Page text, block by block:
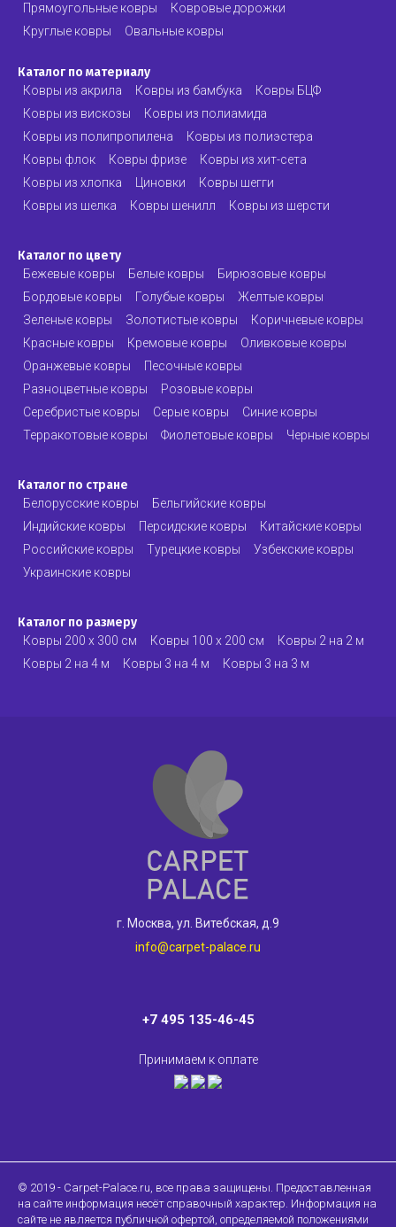
Прямоугольные ковры
Ковровые дорожки
Круглые ковры
Овальные ковры
Каталог по материалу
Ковры из акрила Ковры из бамбука
Ковры БЦФ
Ковры из вискозы
Ковры из полиамида
Ковры из полипропилена
Ковры из полиэстера
Ковры флок
Ковры фризе
Ковры из хит-сета
Ковры из хлопка
Циновки
Ковры шегги
Ковры из шелка
Ковры шенилл Ковры из шерсти
Каталог по цвету
Бежевые ковры Белые ковры
Бирюзовые ковры
Бордовые ковры
Голубые ковры
Желтые ковры
Зеленые ковры
Золотистые ковры
Коричневые ковры
Красные ковры
Кремовые ковры
Оливковые ковры
Оранжевые ковры
Песочные ковры
Разноцветные ковры
Розовые ковры
Серебристые ковры
Серые ковры
Синие ковры
Терракотовые ковры
Фиолетовые ковры Черные ковры
Каталог по стране
Белорусские ковры
Бельгийские ковры
Индийские ковры
Персидские ковры
Китайские ковры
Российские ковры
Турецкие ковры
Узбекские ковры
Украинские ковры
Каталог по размеру
Ковры 200 х 300 см Ковры 100 х 200 см
Ковры 2 на 2 м
Ковры 2 на 4 м
Ковры 3 на 4 м Ковры 3 на 3 м
г. Москва, ул. Витебская, д.9
info@carpet-palace.ru
+7 495 135-46-45
Принимаем к оплате
© 2019 - Carpet-Palace.ru, все права защищены. Предоставленная
на сайте информация несёт справочный характер. Информация на
сайте не является публичной офертой, определяемой положениями